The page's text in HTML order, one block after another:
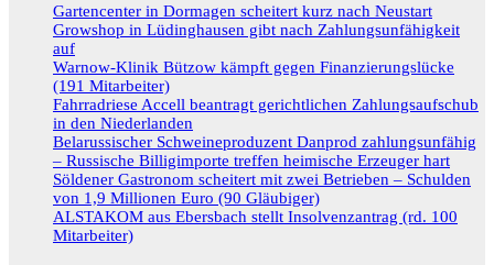
Gartencenter in Dormagen scheitert kurz nach Neustart
Growshop in Lüdinghausen gibt nach Zahlungsunfähigkeit
auf
Warnow-Klinik Bützow kämpft gegen Finanzierungslücke
(191 Mitarbeiter)
Fahrradriese Accell beantragt gerichtlichen Zahlungsaufschub
in den Niederlanden
Belarussischer Schweineproduzent Danprod zahlungsunfähig
– Russische Billigimporte treffen heimische Erzeuger hart
Söldener Gastronom scheitert mit zwei Betrieben – Schulden
von 1,9 Millionen Euro (90 Gläubiger)
ALSTAKOM aus Ebersbach stellt Insolvenzantrag (rd. 100
Mitarbeiter)